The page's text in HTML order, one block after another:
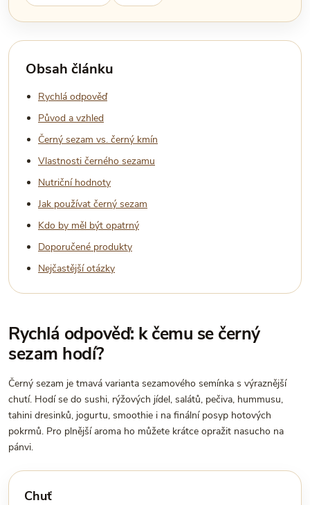
Obsah článku
Rychlá odpověď
Původ a vzhled
Černý sezam vs. černý kmín
Vlastnosti černého sezamu
Nutriční hodnoty
Jak používat černý sezam
Kdo by měl být opatrný
Doporučené produkty
Nejčastější otázky
Rychlá odpověď: k čemu se černý
sezam hodí?
Černý sezam je tmavá varianta sezamového semínka s výraznější
chutí. Hodí se do sushi, rýžových jídel, salátů, pečiva, hummusu,
tahini dresinků, jogurtu, smoothie i na finální posyp hotových
pokrmů. Pro plnější aroma ho můžete krátce opražit nasucho na
pánvi.
Chuť